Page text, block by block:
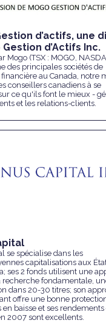
d’actifs, une
d’Actifs Inc.
Mogo (TSX : MOGO,
des principales sociétés de
au Canada, notre
conseillers canadiens à se
ce qu'ils font le mieux -
et les relations-clients.
se spécialise dans les
capitalisations aux
ses 2 fonds utilisent une
recherche fondamentale,
dans 20-30 titres; son
offre une bonne
en baisse et ses
2007 sont excellents.